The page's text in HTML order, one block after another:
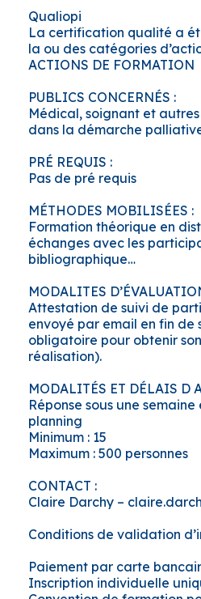
Qualiopi
La certification qualité a
la ou des catégories
ACTIONS DE FORMATION
PUBLICS CONCERNÉS :
Médical, soignant et
dans la démarche
PRÉ REQUIS :
Pas de pré requis
MÉTHODES MOBILISÉES :
Formation théorique en
échanges avec les
bibliographique…
MODALITES
Attestation de suivi de
envoyé par email en fin de
obligatoire pour obtenir
réalisation).
MODALITÉS ET DÉLAIS D
Réponse sous une
planning
Minimum : 15
Maximum : 500 personnes
CONTACT :
Claire Darchy –
Conditions de validation
Paiement par carte
Inscription individuelle